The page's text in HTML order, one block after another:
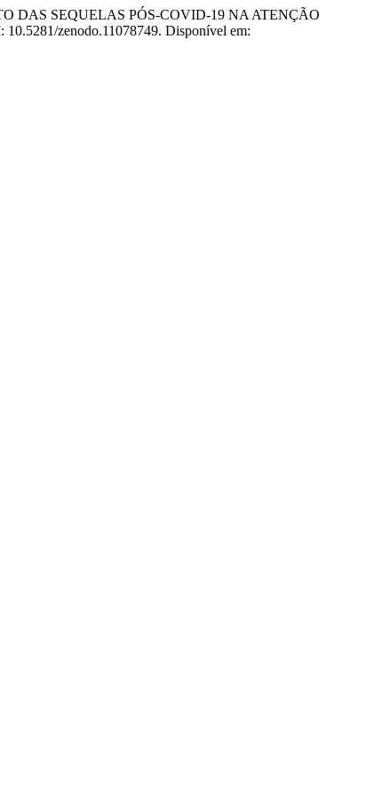
DAS SEQUELAS PÓS-COVID-19 NA ATENÇÃO
zenodo.11078749. Disponível em: